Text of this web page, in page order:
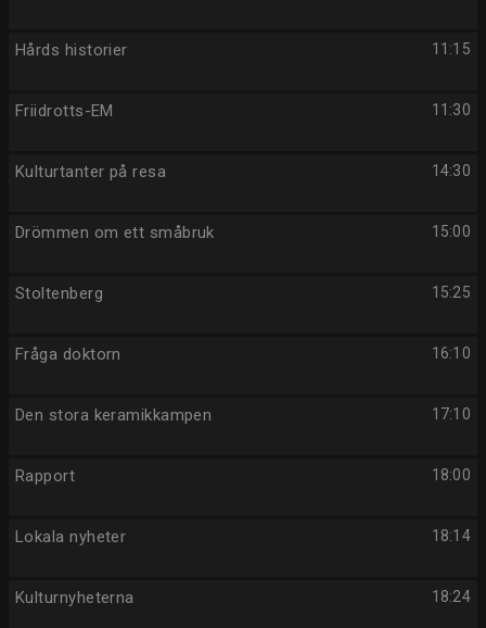
11:15
Hårds historier
11:30
Friidrotts-EM
14:30
Kulturtanter på resa
15:00
Drömmen om ett småbruk
15:25
Stoltenberg
16:10
Fråga doktorn
17:10
Den stora keramikkampen
18:00
Rapport
18:14
Lokala nyheter
18:24
Kulturnyheterna